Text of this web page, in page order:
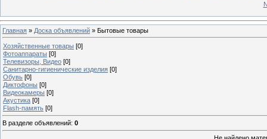
Главная » Доска объявлений » Бытовые товары
Хозяйственные товары [0]
Фотоаппараты [0]
Телевизоры, Видео [0]
Санитарно-гигиенические изделия [0]
Обувь [0]
Диктофоны [0]
Видеокамеры [0]
Акустика [0]
Flash-память [0]
В разделе объявлений: 0